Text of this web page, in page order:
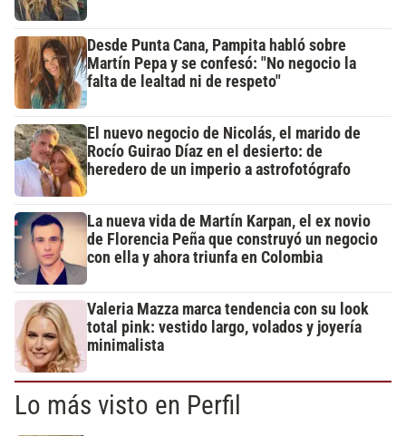
Desde Punta Cana, Pampita habló sobre
Martín Pepa y se confesó: "No negocio la
falta de lealtad ni de respeto"
El nuevo negocio de Nicolás, el marido de
Rocío Guirao Díaz en el desierto: de
heredero de un imperio a astrofotógrafo
La nueva vida de Martín Karpan, el ex novio
de Florencia Peña que construyó un negocio
con ella y ahora triunfa en Colombia
Valeria Mazza marca tendencia con su look
total pink: vestido largo, volados y joyería
minimalista
Lo más visto en Perfil